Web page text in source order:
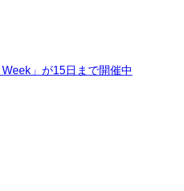
Week」が15日まで開催中